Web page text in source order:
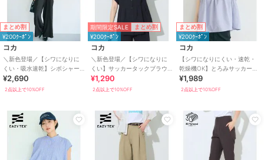
まとめ割
¥200ｸｰﾎﾟﾝ
コカ
＼新色登場／【シワになりに
くい・吸水速乾】シボシャー
リングフリルオールインワン
全2色
¥2,690
2点以上で10%OFF
期間限定SALE まとめ割
¥200ｸｰﾎﾟﾝ
コカ
＼新色登場／【シワになりに
くい】サッカータックブラウ
ス 全4色
¥1,290
2点以上で10%OFF
まとめ割
¥200ｸｰﾎﾟﾝ
コカ
【シワになりにくい・速乾・
乾燥機OK】とろみサッカース
タンドカラーブラウス 全2色
¥1,989
2点以上で10%OFF